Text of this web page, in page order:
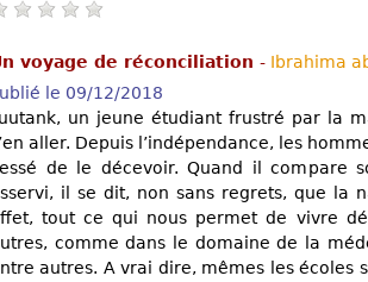
voyage de réconciliation - Ibrahima
le 09/12/2018
un jeune étudiant frustré par la
aller. Depuis l’indépendance, les
de le décevoir. Quand il compare
il se dit, non sans regrets, que la
tout ce qui nous permet de vivre
comme dans le domaine de la
autres. A vrai dire, mêmes les écoles